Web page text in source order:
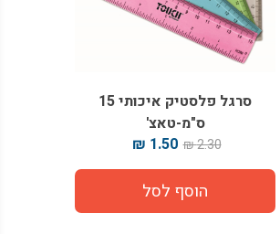
סרגל פלסטיק איכותי 15
ס"מ-טאצ'
2.30 ₪
1.50 ₪